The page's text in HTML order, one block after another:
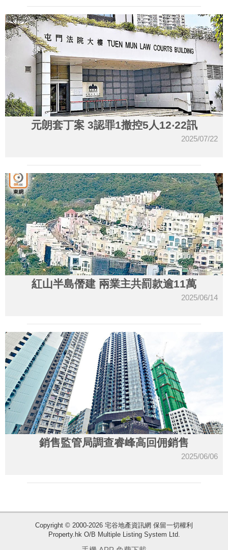
元朗套丁案 3認罪1撤控5人12‧22訊
2025/07/22
紅山半島僭建 兩業主共罰款逾11萬
2025/06/14
銷售監管局調查睿峰高回佣銷售
2025/06/06
Copyright © 2000-2026 宅谷地產資訊網 保留一切權利
Property.hk O/B Multiple Listing System Ltd.